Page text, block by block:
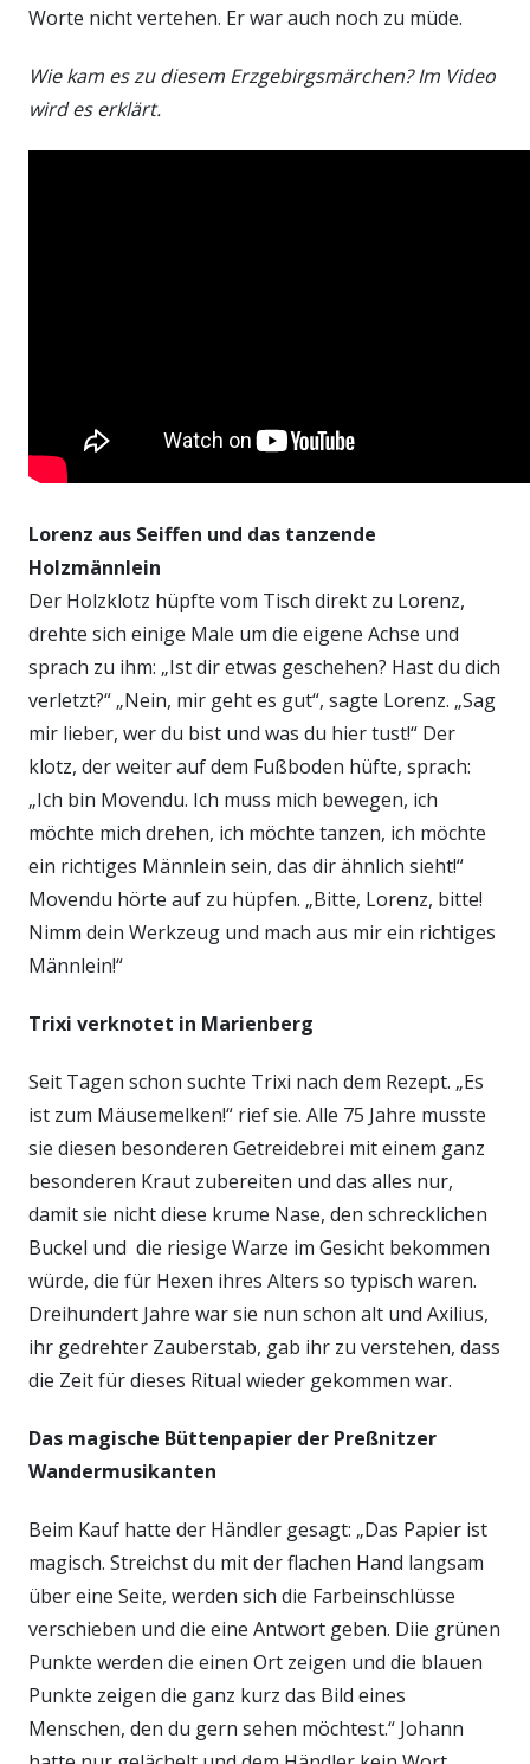
Worte nicht vertehen. Er war auch noch zu müde.
Wie kam es zu diesem Erzgebirgsmärchen? Im Video
wird es erklärt.
Lorenz aus Seiffen und das tanzende
Holzmännlein
Der Holzklotz hüpfte vom Tisch direkt zu Lorenz,
drehte sich einige Male um die eigene Achse und
sprach zu ihm: „Ist dir etwas geschehen? Hast du dich
verletzt?“ „Nein, mir geht es gut“, sagte Lorenz. „Sag
mir lieber, wer du bist und was du hier tust!“ Der
klotz, der weiter auf dem Fußboden hüfte, sprach:
„Ich bin Movendu. Ich muss mich bewegen, ich
möchte mich drehen, ich möchte tanzen, ich möchte
ein richtiges Männlein sein, das dir ähnlich sieht!“
Movendu hörte auf zu hüpfen. „Bitte, Lorenz, bitte!
Nimm dein Werkzeug und mach aus mir ein richtiges
Männlein!“
Trixi verknotet in Marienberg
Seit Tagen schon suchte Trixi nach dem Rezept. „Es
ist zum Mäusemelken!“ rief sie. Alle 75 Jahre musste
sie diesen besonderen Getreidebrei mit einem ganz
besonderen Kraut zubereiten und das alles nur,
damit sie nicht diese krume Nase, den schrecklichen
Buckel und die riesige Warze im Gesicht bekommen
würde, die für Hexen ihres Alters so typisch waren.
Dreihundert Jahre war sie nun schon alt und Axilius,
ihr gedrehter Zauberstab, gab ihr zu verstehen, dass
die Zeit für dieses Ritual wieder gekommen war.
Das magische Büttenpapier der Preßnitzer
Wandermusikanten
Beim Kauf hatte der Händler gesagt: „Das Papier ist
magisch. Streichst du mit der flachen Hand langsam
über eine Seite, werden sich die Farbeinschlüsse
verschieben und die eine Antwort geben. Diie grünen
Punkte werden die einen Ort zeigen und die blauen
Punkte zeigen die ganz kurz das Bild eines
Menschen, den du gern sehen möchtest.“ Johann